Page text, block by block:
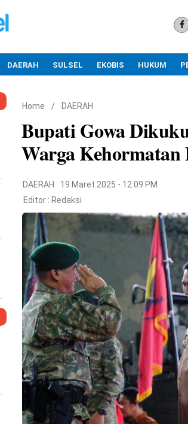
DAERAH SULSEL EKOBIS HUKUM
Home / DAERAH
Bupati Gowa
Warga
DAERAH
19 Maret 2025 - 12:09 PM
Editor : Redaksi